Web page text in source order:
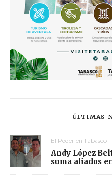
ÚLTIMAS
El Poder en Tabasco
Andy López
suma aliados